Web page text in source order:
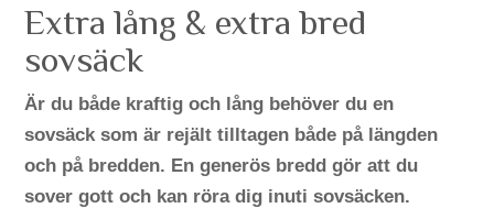
Extra lång & extra bred
sovsäck
Är du både kraftig och lång behöver du en
sovsäck som är rejält tilltagen både på längden
och på bredden. En generös bredd gör att du
sover gott och kan röra dig inuti sovsäcken.